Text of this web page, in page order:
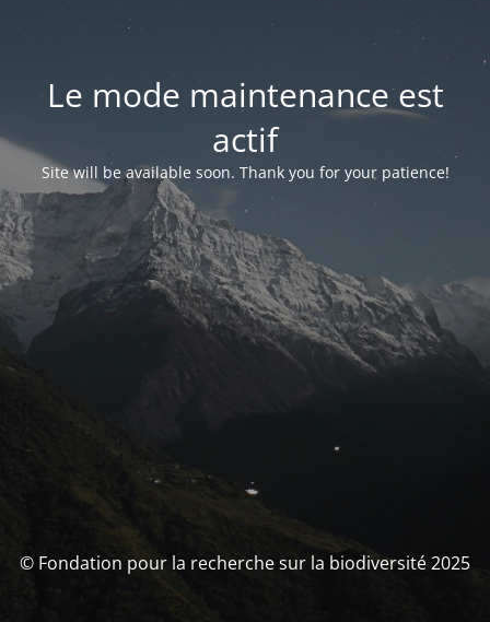
Le mode maintenance est
actif
Site will be available soon. Thank you for your patience!
© Fondation pour la recherche sur la biodiversité 2025